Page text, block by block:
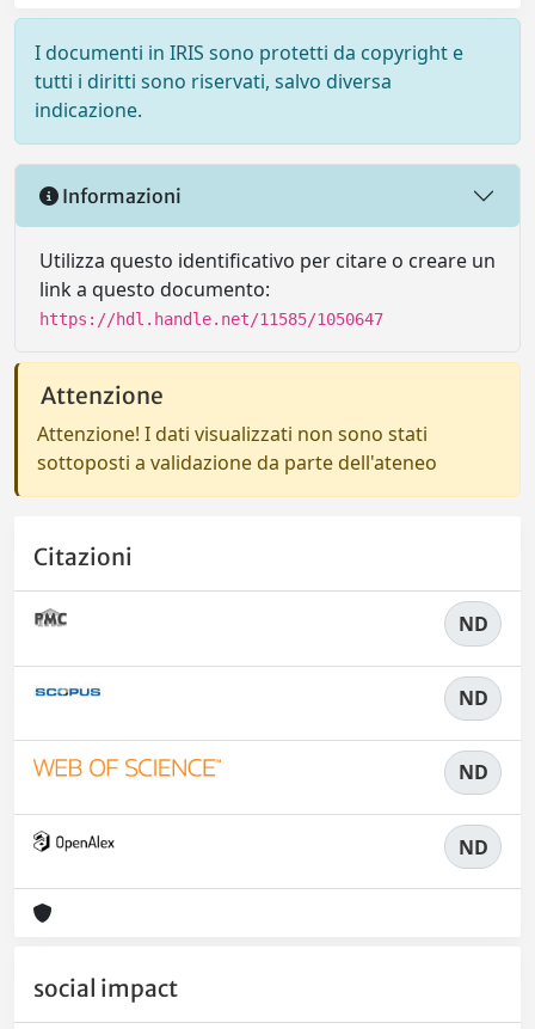
I documenti in IRIS sono protetti da copyright e
tutti i diritti sono riservati, salvo diversa
indicazione.
Informazioni
Utilizza questo identificativo per citare o creare un
link a questo documento:
https://hdl.handle.net/11585/1050647
Attenzione
Attenzione! I dati visualizzati non sono stati
sottoposti a validazione da parte dell'ateneo
Citazioni
ND
ND
ND
ND
social impact